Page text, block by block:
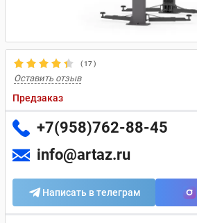
(17)
Оставить отзыв
Предзаказ
+7(958)762-88-45
info@artaz.ru
Написать в телеграм